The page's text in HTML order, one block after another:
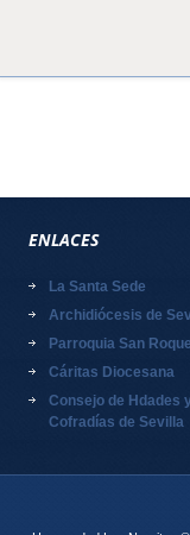
ENLACES
La Santa Sede
Archidiócesis de
Parroquia San Roque
Cáritas Diocesana
Consejo de Hdades
Cofradías de Sevilla